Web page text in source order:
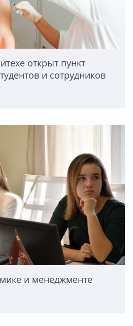
открыт пункт
и сотрудников
и менеджменте